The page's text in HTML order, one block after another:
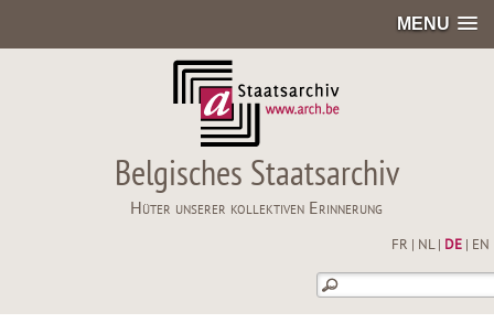
MENU
Belgisches Staatsarchiv
Hüter unserer kollektiven Erinnerung
FR NL| DE| EN